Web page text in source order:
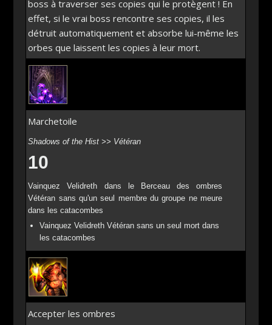
boss à traverser ses copies qui le protègent ! En
effet, si le vrai boss rencontre ses copies, il les
détruit automatiquement et absorbe lui-même les
orbes que laissent les copies à leur mort.
Marchetoile
Shadows of the Hist >> Vétéran
10
Vainquez Velidreth dans le Berceau des ombres
Vétéran sans qu'un seul membre du groupe ne meure
dans les catacombes
Vainquez Velidreth Vétéran sans un seul mort dans
les catacombes
Accepter les ombres